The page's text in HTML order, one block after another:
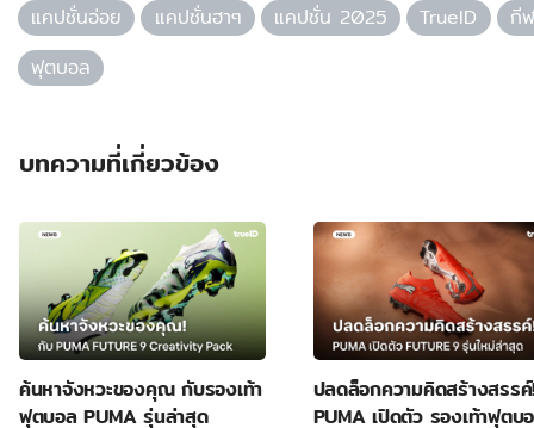
แคปชั่นอ่อย
แคปชั่นฮาๆ แคปชั่น 2025 TrueID
กี
ฟุตบอล
บทความที่เกี่ยวข้อง
ค้นหาจังหวะของคุณ กับรองเท้า
ฟุตบอล PUMA รุ่นล่าสุด
ปลดล็อกความคิดสร้างสรร
PUMA เปิดตัว รองเท้าฟุตบ